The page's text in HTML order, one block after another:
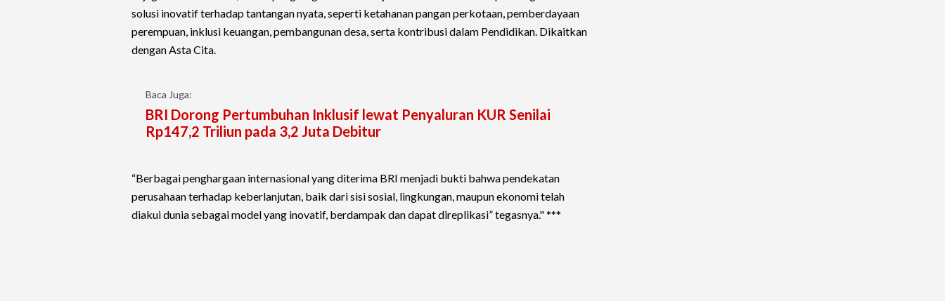
solusi inovatif terhadap tantangan nyata, seperti ketahanan pangan perkotaan, pemberdayaan
perempuan, inklusi keuangan, pembangunan desa, serta kontribusi dalam Pendidikan. Dikaitkan
dengan Asta Cita.
Baca Juga:
BRI Dorong Pertumbuhan Inklusif lewat Penyaluran KUR Senilai
Rp147,2 Triliun pada 3,2 Juta Debitur
“Berbagai penghargaan internasional yang diterima BRI menjadi bukti bahwa pendekatan
perusahaan terhadap keberlanjutan, baik dari sisi sosial, lingkungan, maupun ekonomi telah
diakui dunia sebagai model yang inovatif, berdampak dan dapat direplikasi” tegasnya." ***